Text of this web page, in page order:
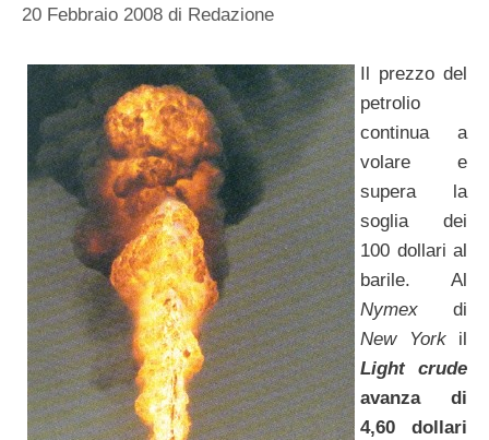
20 Febbraio 2008 di Redazione
Il prezzo del
petrolio
continua a
volare e
supera la
soglia dei
100 dollari al
barile. Al
Nymex di
New Yorkil
Light crude
avanza di
4,60 dollari